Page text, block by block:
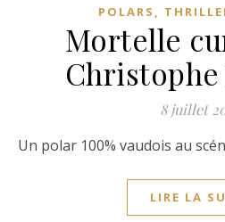
POLARS,
Mortelle
8 juillet
Un polar 100% vaudois au
LIRE LA